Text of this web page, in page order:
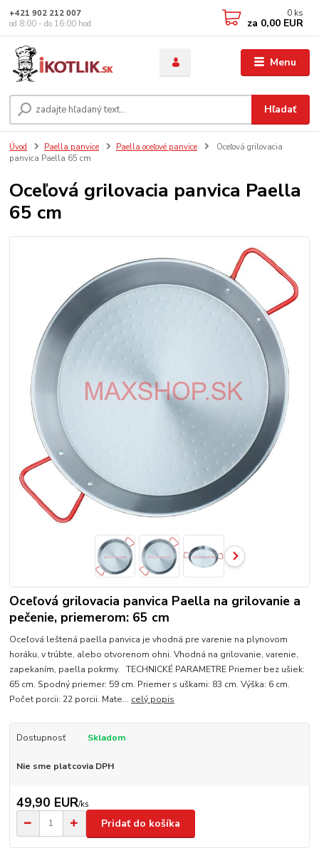
Menu
Hľadať
+421 902 212 007
od 8:00 - do 16:00 hod
0 ks
za 0,00 EUR
Úvod Paella panvice Paella oceľové panvice
Oceľová grilovacia
panvica Paella 65 cm
Oceľová grilovacia panvica Paella
65 cm
Oceľová grilovacia panvica Paella na grilovanie a
pečenie, priemerom: 65 cm
Oceľová leštená paella panvica je vhodná pre varenie na plynovom
horáku, v trúbte, alebo otvorenom ohni. Vhodná na grilovanie, varenie,
zapekaním, paella pokrmy. TECHNICKÉ PARAMETRE Priemer bez ušiek:
65 cm. Spodný priemer: 59 cm. Priemer s uškami: 83 cm. Výška: 6 cm.
Počet porcii: 22 porcii. Mate... celý popis
Dostupnosť Skladom
Nie sme platcovia DPH
49,90 EUR/ks
Pridať do košíka